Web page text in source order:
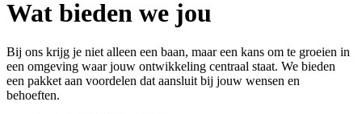
Wat bieden we jou
Bij ons krijg je niet alleen een baan, maar een kans om te groeien in
een omgeving waar jouw ontwikkeling centraal staat. We bieden
een pakket aan voordelen dat aansluit bij jouw wensen en
behoeften.